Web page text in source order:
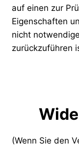
auf einen zur
Eigenschaften
nicht
zurückzuführen
(Wenn Sie den